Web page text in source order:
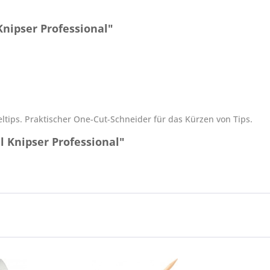
Professional"
Praktischer One-Cut-Schneider für das Kürzen von Tips.
Knipser Professional"